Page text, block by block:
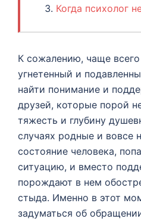
Когда психолог
К сожалению, чаще
угнетенный и
найти понимание и
друзей, которые порой
тяжесть и глубину
случаях родные и вовсе
состояние человека,
ситуацию, и вместо
порождают в нем
стыда. Именно в этот
задуматься об